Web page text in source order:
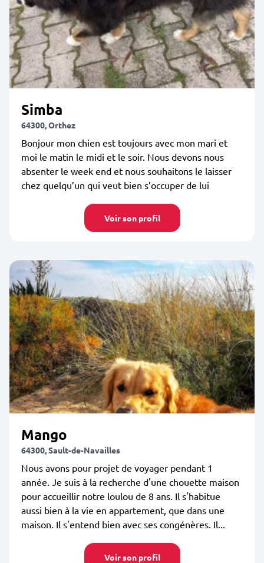
Simba
64300, Orthez
Bonjour mon chien est toujours avec mon mari et
moi le matin le midi et le soir. Nous devons nous
absenter le week end et nous souhaitons le laisser
chez quelqu’un qui veut bien s’occuper de lui
Voir son profil
Mango
64300, Sault-de-Navailles
Nous avons pour projet de voyager pendant 1
année. Je suis à la recherche d'une chouette maison
pour accueillir notre loulou de 8 ans. Il s'habitue
aussi bien à la vie en appartement, que dans une
maison. Il s'entend bien avec ses congénères. Il...
Voir son profil